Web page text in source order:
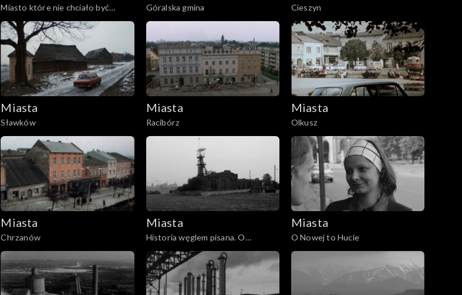
Miasto które nie chciało być
sypialnią
Góralska gmina Cieszyn
Miasta
Sławków
Miasta
Racibórz
Miasta
Olkusz
Miasta
Chrzanów
Miasta
Historia węglem pisana. O
górnicze prawo
Miasta
O Nowej to Hucie